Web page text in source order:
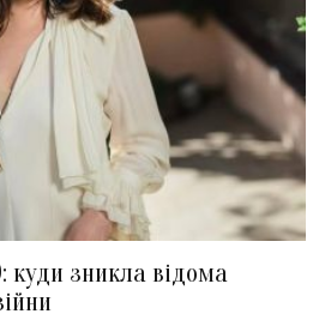
куди зникла відома